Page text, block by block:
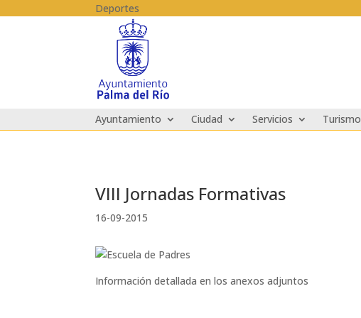
Deportes
Ayuntamiento Ciudad Servicios Turismo
VIII Jornadas Formativas
16-09-2015
Información detallada en los anexos adjuntos